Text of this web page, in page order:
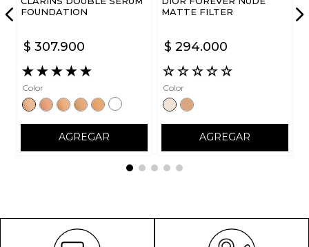
FOUNDATION
$ 307.900
★★★★★
Color
AGREGAR
MATTE FILTER
$ 294.000
☆☆☆☆☆
Color
AGREGAR